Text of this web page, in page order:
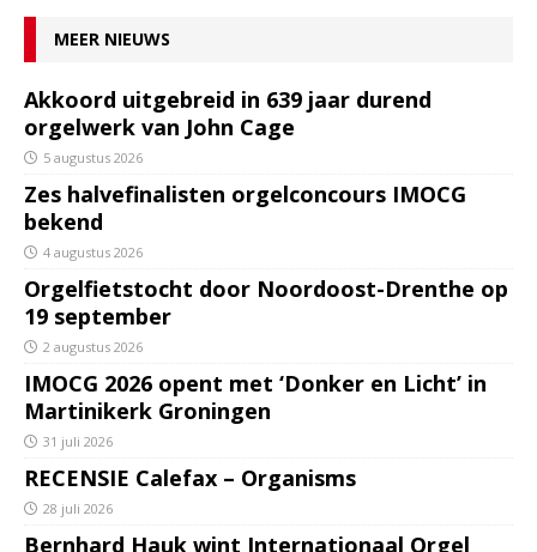
MEER NIEUWS
Akkoord uitgebreid in 639 jaar durend
orgelwerk van John Cage
5 augustus 2026
Zes halvefinalisten orgelconcours IMOCG
bekend
4 augustus 2026
Orgelfietstocht door Noordoost-Drenthe op
19 september
2 augustus 2026
IMOCG 2026 opent met ‘Donker en Licht’ in
Martinikerk Groningen
31 juli 2026
RECENSIE Calefax – Organisms
28 juli 2026
Bernhard Hauk wint Internationaal Orgel